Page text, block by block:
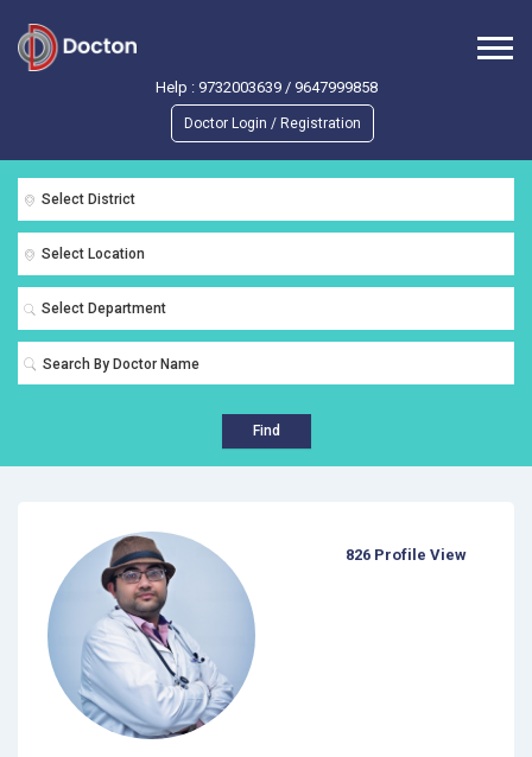
Help : 9732003639/ 9647999858
Doctor Login / Registration
Select District
Select Location
Select Department
Find
826 Profile View